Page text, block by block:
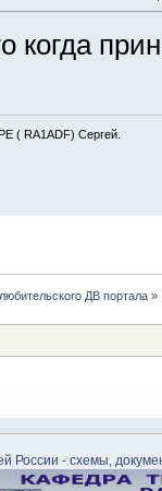
когда
( RA1ADF) Сергей.
ДВ портала»